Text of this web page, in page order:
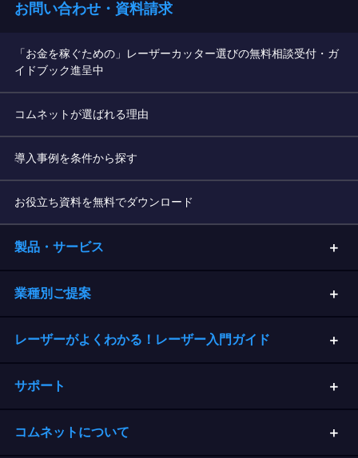
お問い合わせ・資料請求
「お金を稼ぐための」レーザーカッター選びの無料相談受付・ガ
イドブック進呈中
コムネットが選ばれる理由
導入事例を条件から探す
お役立ち資料を無料でダウンロード
製品・サービス
業種別ご提案
レーザーがよくわかる！レーザー入門ガイド
サポート
コムネットについて